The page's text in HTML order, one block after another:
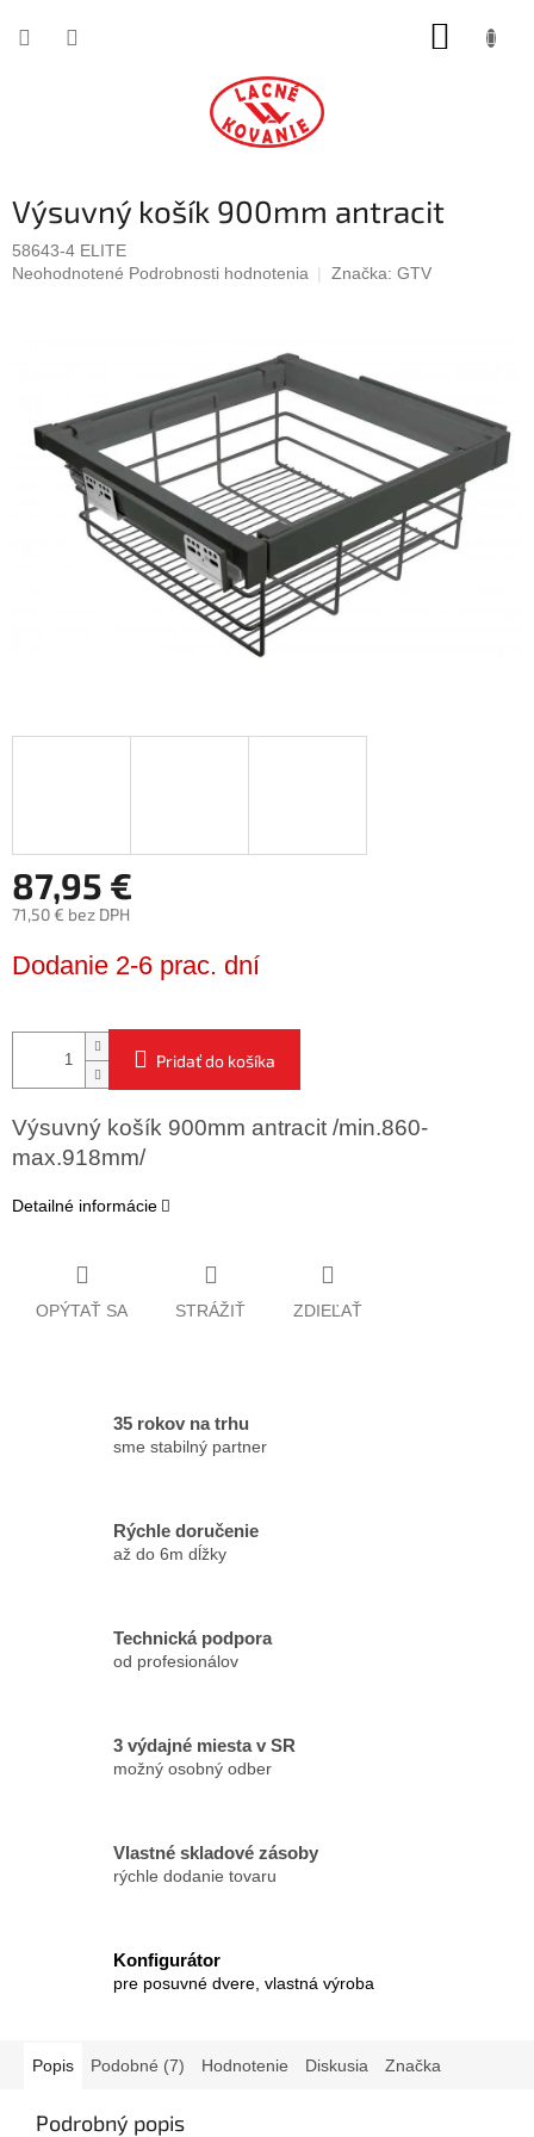
Výsuvný košík 900mm antracit
58643-4 ELITE
Priemerné
hviezdičiek.
Neohodnotené Podrobnosti hodnotenia Značka: GTV
87,95 €
71,50 € bez DPH
cena:
Dodanie 2-6 prac. dní
Pridať do košíka
Výsuvný košík 900mm antracit /min.860-
max.918mm/
Detailné informácie
OPÝTAŤ SA STRÁŽIŤ ZDIEĽAŤ
35 rokov na trhu
sme stabilný partner
Rýchle doručenie
až do 6m dĺžky
Technická podpora
od profesionálov
3 výdajné miesta v SR
možný osobný odber
Vlastné skladové zásoby
rýchle dodanie tovaru
Konfigurátor
pre posuvné dvere, vlastná výroba
Popis Podobné (7) Hodnotenie Diskusia Značka
Podrobný popis